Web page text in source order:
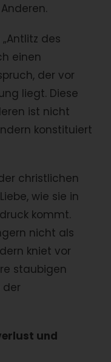
des
einen
der vor
liegt. Diese
ist nicht
konstituiert
christlichen
wie sie in
kommt.
nicht als
kniet vor
staubigen
der
und